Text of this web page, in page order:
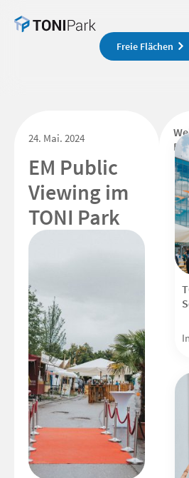
Freie Flächen
24. Mai. 2024
EM Public
Viewing im
TONI Park